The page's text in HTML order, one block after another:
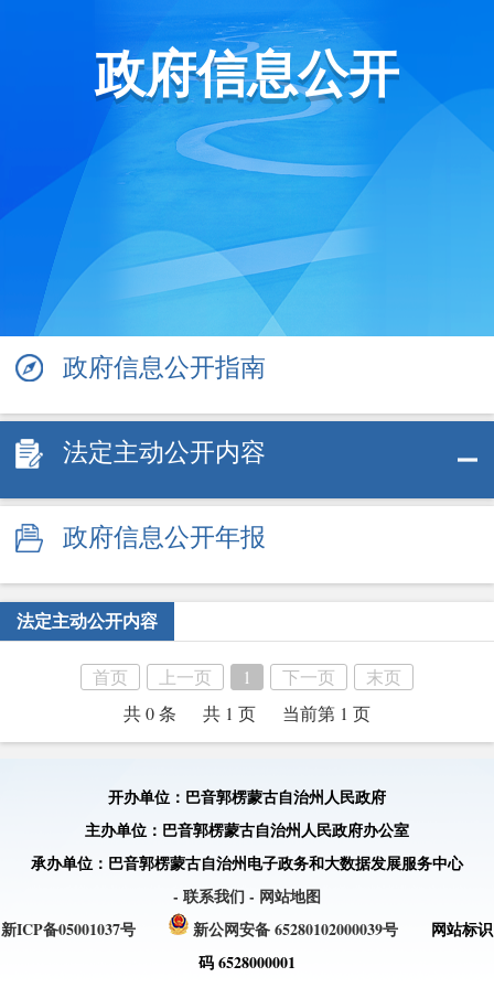
政府信息公开
政府信息公开指南
法定主动公开内容
政府信息公开年报
法定主动公开内容
首页 上一页 1 下一页
末页
共 0 条
共 1 页 当前第 1 页
开办单位：巴音郭楞蒙古自治州人民政府
主办单位：巴音郭楞蒙古自治州人民政府办公室
承办单位：巴音郭楞蒙古自治州电子政务和大数据发展服务中心
- 联系我们- 网站地图
新ICP备05001037号
新公网安备 65280102000039号
网站标识
码 6528000001